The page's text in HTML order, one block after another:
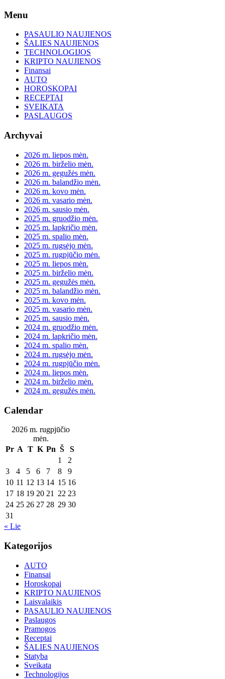
Skip
content
Menu
PASAULIO NAUJIENOS
ŠALIES NAUJIENOS
TECHNOLOGIJOS
KRIPTO NAUJIENOS
Finansai
AUTO
HOROSKOPAI
RECEPTAI
SVEIKATA
PASLAUGOS
Archyvai
2026 m. liepos mėn.
2026 m. birželio mėn.
2026 m. gegužės mėn.
2026 m. balandžio mėn.
2026 m. kovo mėn.
2026 m. vasario mėn.
2026 m. sausio mėn.
2025 m. gruodžio mėn.
2025 m. lapkričio mėn.
2025 m. spalio mėn.
2025 m. rugsėjo mėn.
2025 m. rugpjūčio mėn.
2025 m. liepos mėn.
2025 m. birželio mėn.
2025 m. gegužės mėn.
2025 m. balandžio mėn.
2025 m. kovo mėn.
2025 m. vasario mėn.
2025 m. sausio mėn.
2024 m. gruodžio mėn.
2024 m. lapkričio mėn.
2024 m. spalio mėn.
2024 m. rugsėjo mėn.
2024 m. rugpjūčio mėn.
2024 m. liepos mėn.
2024 m. birželio mėn.
2024 m. gegužės mėn.
Calendar
2026 m. rugpjūčio
mėn.
Pr A T K Pn Š
S
1
2
3
4 5 6 7 8
9
10 11 12 13 14 15 16
17 18 19 20 21 22 23
24 25 26 27 28 29 30
31
« Lie
Kategorijos
AUTO
Finansai
Horoskopai
KRIPTO NAUJIENOS
Laisvalaikis
PASAULIO NAUJIENOS
Paslaugos
Pramogos
Receptai
ŠALIES NAUJIENOS
Statyba
Sveikata
Technologijos